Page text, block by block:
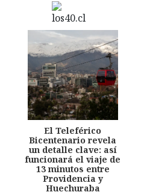
El Teleférico
Bicentenario revela
un detalle clave: así
funcionará el viaje de
13 minutos entre
Providencia y
Huechuraba